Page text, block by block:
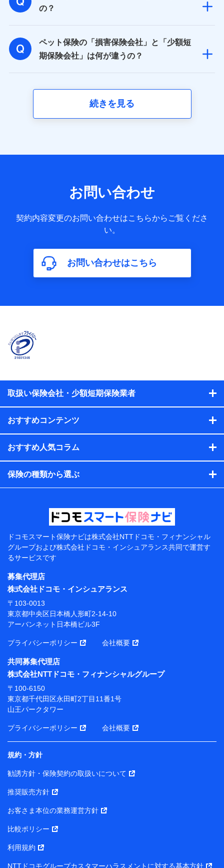
氏名、電話番号、メールアドレス、お客さまの識別子、属
性、連絡先、dポイントサービスのご利用に関する情報。例
として、dポイントカード番号、性別、年齢、家族構成、住
利用情報
当社又は株式会社NTTドコモが提供する各種サービスなどの
ご契約・ご利用などに関する情報。例として、当社又は株式
会社NTTドコモが提供する各種サービスのご契約状態・ご利
ーション利用時の行動に関する情報、購入されたサービスや
商品の名称・購入場所・決済に関する情報、アンケートの回
答に関する情報などが含まれます。
保険関連サービス情報
た情報（氏名、住所、生年月日、性別、保険契約者と被保険
の構造や築年数などの情報、ペットの種類や年齢など）及び
お客様との応対記録 （お客様に提示した比較見積の試算結
歴の情報及び保険の更改案内等を提供した際のメール内容や
送信履歴などの情報）が含まれます。
約に関する情報。例として、保険契約者及び被保険者の氏
名、住所、生年月日、性別、保険契約者と被保険者の関係、
保険加入の目的、保険商品の内容、保険料、保険料のお支払
方法、車のメーカーや走行距離などの情報、建物の構造や築
当社
株式会社NTTドコモ
【利用する者の利用目的】
おけるユーザ登録受付および管理のため
当社又は株式会社NTTドコモと取引のあるもしくは委託を受
けている保険会社・提携会社の保険その他に関する情報を提
供するため、また維持管理等の委託業務遂行のため、またそ
れらに付帯、関連する当社、株式会社NTTドコモおよび提携
会社のサービスを案内、提供するため
（各サービスで取得したサービス利用履歴、ウェブサイトの
閲覧履歴、購買履歴、ご契約内容等のパーソナルデータを分
す。）
上記に係る案内・手続き・管理等付帯業務を行うため
【当該個人データの管理について責任を有する者の名
称・住所・代表者名】
当該個人データを取り扱う各共同利用者（詳細は次のと
東京都千代田区永田町2丁目11番1号 山王パークタワー
株式会社NTTドコモ 代表取締役社長 前田 義晃
東京都中央区日本橋人形町2-14-10 アーバンネット日
本橋ビル 3F
長 吉村 忠義
※ 当社および株式会社NTTドコモは、お客さまの情報
を利用させていただくにあたっては、「NTTドコモ パー
ソナルデータ憲章」に定める行動原則を順守します 。
※ パーソナルデータダッシュボードの「第三者提供の
管理」の設定状態にかかわらず、共同利用する場合があ
※ dポイントクラブ会員ではないお客さま（2019年12
月11日以降、一度もdポイントクラブ会員であったこと
がないお客さまに限る）に関する、2019年12月10日以
に限って共同利用します。
との間で、以下のとおり個人データを共同利用しま
【共同して利用される利用データの項目】
プがサービス提供等を通じて取得した、以下の情報など
の？
ペット保険の「損害保険会社」と「少額短
期保険会社」は何が違うの？
続きを見る
お問い合わせ
契約内容変更のお問い合わせはこちらからご覧くださ
い。
お問い合わせはこちら
取扱い保険会社・少額短期保険業者
おすすめコンテンツ
おすすめ人気コラム
保険の種類から選ぶ
ドコモスマート保険ナビは株式会社NTTドコモ・フィナンシャル
グループおよび株式会社ドコモ・インシュアランス共同で運営す
るサービスです
募集代理店
株式会社ドコモ・インシュアランス
〒103-0013
東京都中央区日本橋人形町2-14-10
アーバンネット日本橋ビル3F
プライバシーポリシー 会社概要
共同募集代理店
株式会社NTTドコモ・フィナンシャルグループ
〒100-6150
東京都千代田区永田町2丁目11番1号
山王パークタワー
プライバシーポリシー 会社概要
規約・方針
勧誘方針・保険契約の取扱いについて
推奨販売方針
お客さま本位の業務運営方針
比較ポリシー
利用規約
NTTドコモグループカスタマーハラスメントに対する基本方針